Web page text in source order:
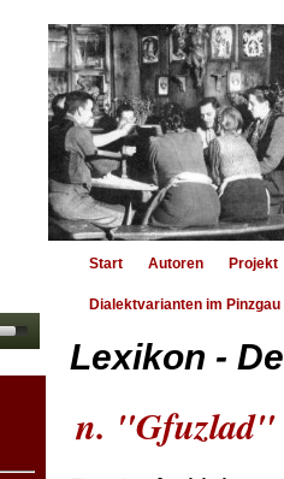
Start Autoren Projekt
Dialektvarianten im Pinzgau
Lexikon -
n. "Gfuzlad"